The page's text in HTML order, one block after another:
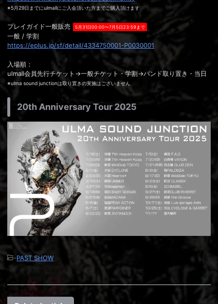
※5月29日までにulmallにご入会頂いた方までご購入頂けます
プレイガイド一般販売 5月31日00:00〜7月5日23:59まで
一般 / 学割
https://eplus.jp/sf/detail/4334750001-P0030001
入場順：
ulmall会員先行チケット→一般チケット・学割→バンド取り置き・当日
※ulma sound junctionは取り置きの実施はございません
20th Anniversary Tour 2025
-PAST SHOW